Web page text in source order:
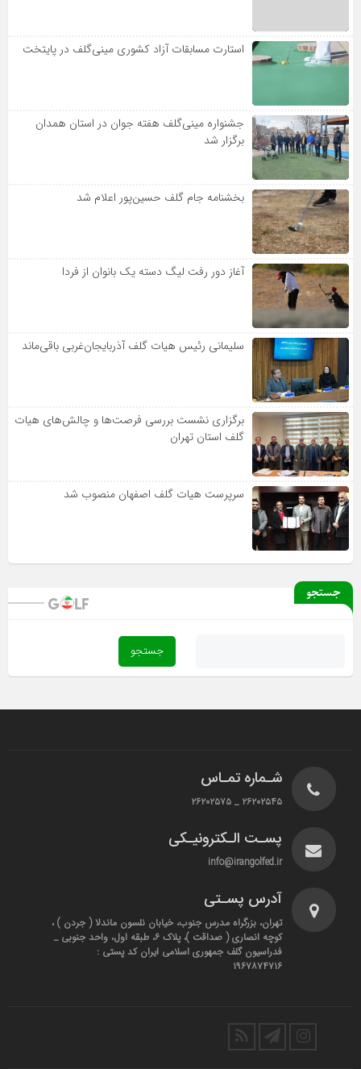
استارت مسابقات آزاد کشوری مینی‌گلف در پایتخت
جشنواره مینی‌گلف هفته جوان در استان همدان
برگزار شد
بخشنامه جام گلف حسین‌پور اعلام شد
آغاز دور رفت لیگ دسته یک بانوان از فردا
سلیمانی رئیس هیات گلف آذربایجان‌غربی باقی‌ماند
برگزاری نشست بررسی فرصت‌ها و چالش‌های هیات
گلف استان تهران
سرپرست هیات گلف اصفهان منصوب شد
جستجو
شـماره تمـاس
۲۶۲۰۲۵۴۵ _ ۲۶۲۰۲۵۷۵
پسـت الـکترونیـکی
info@irangolfed.ir
آدرس پسـتی
تهران، بزرگراه مدرس جنوب، خیابان نلسون ماندلا ( جردن ) ،
کوچه انصاری ( صداقت )، پلاک ۶، طبقه اول، واحد جنوبی _
فدراسیون گلف جمهوری اسلامی ایران کد پستی :
۱۹۶۷۸۷۴۷۱۶